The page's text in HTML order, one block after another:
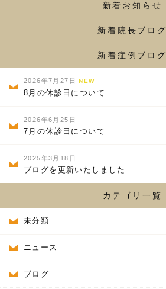
新着お知らせ
新着院長ブログ
新着症例ブログ
2026年7月27日NEW
8月の休診日について
2026年6月25日
7月の休診日について
2025年3月18日
ブログを更新いたしました
カテゴリ一覧
未分類
ニュース
ブログ